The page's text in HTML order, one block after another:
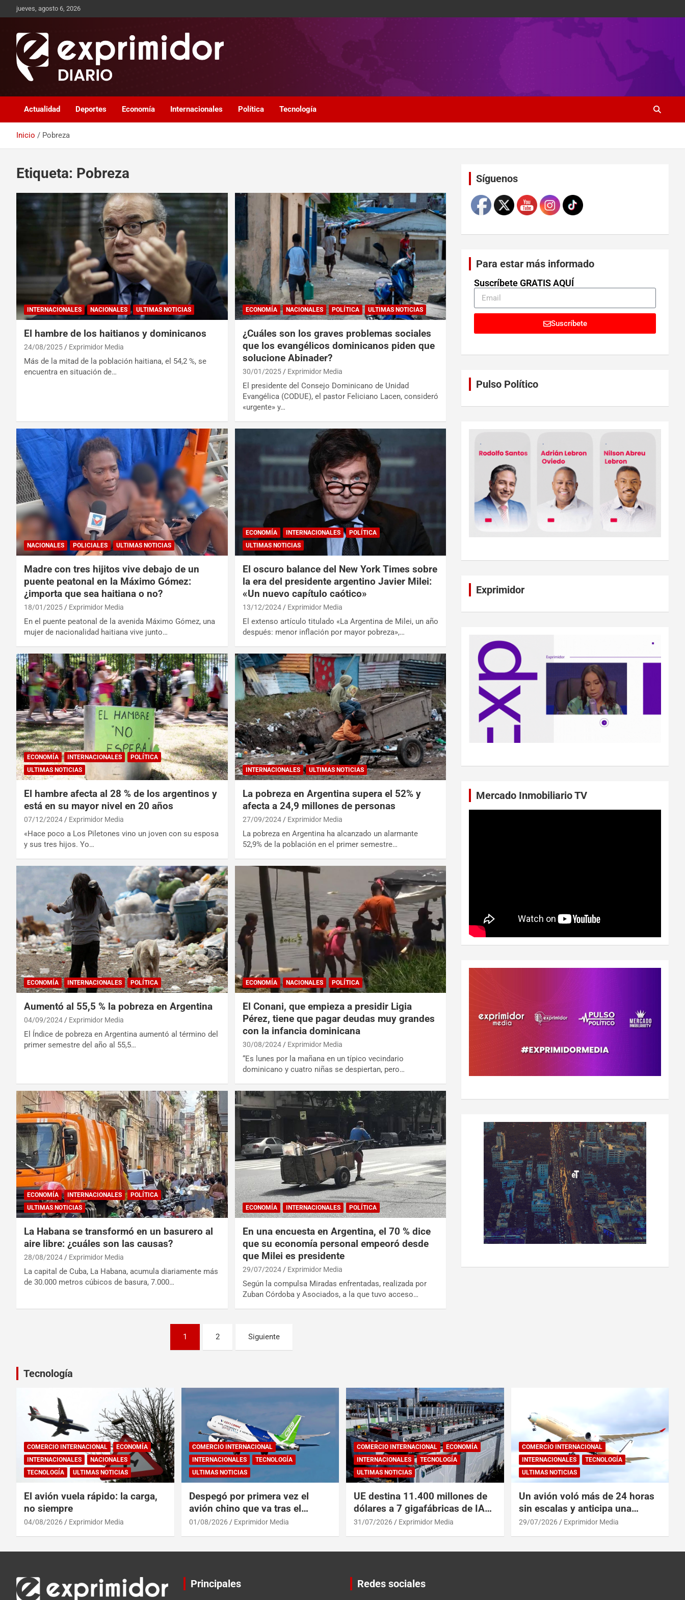
jueves, agosto 6, 2026
Exprimidor media
Actualidad Deportes Economía Internacionales Política Tecnología
Inicio Pobreza
Etiqueta: Pobreza
INTERNACIONALES NACIONALES ULTIMAS NOTICIAS
El hambre de los haitianos y dominicanos
24/08/2025 Exprimidor Media
Más de la mitad de la población haitiana, el 54,2 %, se
encuentra en situación de…
ECONOMÍA NACIONALES POLÍTICA ULTIMAS NOTICIAS
¿Cuáles son los graves problemas sociales
que los evangélicos dominicanos piden que
solucione Abinader?
30/01/2025 Exprimidor Media
El presidente del Consejo Dominicano de Unidad
Evangélica (CODUE), el pastor Feliciano Lacen, consideró
«urgente» y…
NACIONALES POLICIALES ULTIMAS NOTICIAS
Madre con tres hijitos vive debajo de un
puente peatonal en la Máximo Gómez:
¿importa que sea haitiana o no?
18/01/2025 Exprimidor Media
En el puente peatonal de la avenida Máximo Gómez, una
mujer de nacionalidad haitiana vive junto…
ECONOMÍA INTERNACIONALES
POLÍTICA
ULTIMAS NOTICIAS
El oscuro balance del New York Times sobre
la era del presidente argentino Javier Milei:
«Un nuevo capítulo caótico»
13/12/2024 Exprimidor Media
El extenso artículo titulado «La Argentina de Milei, un año
después: menor inflación por mayor pobreza»,…
ECONOMÍA INTERNACIONALES
POLÍTICA
ULTIMAS NOTICIAS
El hambre afecta al 28 % de los argentinos y
está en su mayor nivel en 20 años
07/12/2024 Exprimidor Media
«Hace poco a Los Piletones vino un joven con su esposa
y sus tres hijos. Yo…
INTERNACIONALES ULTIMAS NOTICIAS
La pobreza en Argentina supera el 52% y
afecta a 24,9 millones de personas
27/09/2024 Exprimidor Media
La pobreza en Argentina ha alcanzado un alarmante
52,9% de la población en el primer semestre…
ECONOMÍA INTERNACIONALES POLÍTICA
Aumentó al 55,5 % la pobreza en Argentina
04/09/2024 Exprimidor Media
El Índice de pobreza en Argentina aumentó al término del
primer semestre del año al 55,5…
ECONOMÍA NACIONALES POLÍTICA
El Conani, que empieza a presidir Ligia
Pérez, tiene que pagar deudas muy grandes
con la infancia dominicana
30/08/2024 Exprimidor Media
“Es lunes por la mañana en un típico vecindario
dominicano y cuatro niñas se despiertan, pero…
ECONOMÍA INTERNACIONALES
POLÍTICA
ULTIMAS NOTICIAS
La Habana se transformó en un basurero al
aire libre: ¿cuáles son las causas?
28/08/2024 Exprimidor Media
La capital de Cuba, La Habana, acumula diariamente más
de 30.000 metros cúbicos de basura, 7.000…
ECONOMÍA INTERNACIONALES POLÍTICA
En una encuesta en Argentina, el 70 % dice
que su economía personal empeoró desde
que Milei es presidente
29/07/2024 Exprimidor Media
Según la compulsa Miradas enfrentadas, realizada por
Zuban Córdoba y Asociados, a la que tuvo acceso…
1 2 Siguiente
SíguenosSet Youtube Channel ID
Para estar más informado
Suscríbete GRATIS AQUÍ
Suscríbete
Pulso Político
Exprimidor
Mercado Inmobiliario TV
Tecnología
COMERCIO INTERNACIONAL
ECONOMÍA
INTERNACIONALES
NACIONALES
TECNOLOGÍA
ULTIMAS NOTICIAS
El avión vuela rápido: la carga,
no siempre
04/08/2026 Exprimidor Media
COMERCIO INTERNACIONAL
INTERNACIONALES
TECNOLOGÍA
ULTIMAS NOTICIAS
Despegó por primera vez el
avión chino que va tras el
reinado del A319 en el Tíbet
01/08/2026 Exprimidor Media
COMERCIO INTERNACIONAL
ECONOMÍA
INTERNACIONALES
TECNOLOGÍA
ULTIMAS NOTICIAS
UE destina 11.400 millones de
dólares a 7 gigafábricas de IA
para alcanzar a EEUU y China
31/07/2026 Exprimidor Media
COMERCIO INTERNACIONAL
INTERNACIONALES
TECNOLOGÍA
ULTIMAS NOTICIAS
Un avión voló más de 24 horas
sin escalas y anticipa una
revolución en los viajes
29/07/2026 Exprimidor Media
Principales Redes sociales
Set Youtube Channel ID